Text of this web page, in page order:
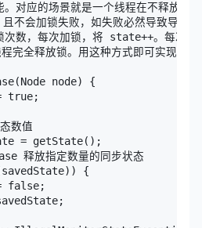
对应的场景就是一个线程在不释放锁
会加锁失败，如失败必然导致导致
数，每次加锁，将 state++。每次
全释放锁。用这种方式即可实现了锁
node) {
true;
数值
= getState();
释放指定数量的同步状态
{
false;